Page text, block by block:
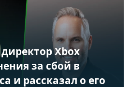
Xbox
за сбой в
и рассказал о его